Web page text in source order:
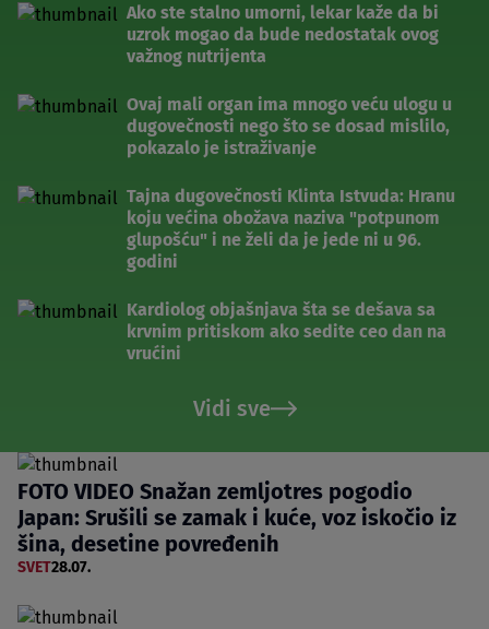
Ako ste stalno umorni, lekar kaže da bi
uzrok mogao da bude nedostatak ovog
važnog nutrijenta
Ovaj mali organ ima mnogo veću ulogu u
dugovečnosti nego što se dosad mislilo,
pokazalo je istraživanje
Tajna dugovečnosti Klinta Istvuda: Hranu
koju većina obožava naziva "potpunom
glupošću" i ne želi da je jede ni u 96.
godini
Kardiolog objašnjava šta se dešava sa
krvnim pritiskom ako sedite ceo dan na
vrućini
Vidi sve
FOTO VIDEO Snažan zemljotres pogodio
Japan: Srušili se zamak i kuće, voz iskočio iz
šina, desetine povređenih
SVET28.07.